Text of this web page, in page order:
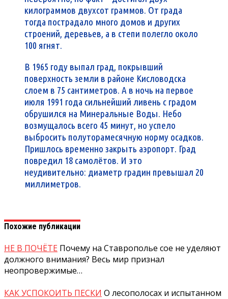
килограммов двухсот граммов. От града
тогда пострадало много домов и других
строений, деревьев, а в степи полегло около
100 ягнят.
В 1965 году выпал град, покрывший
поверхность земли в районе Кисловодска
слоем в 75 сантиметров. А в ночь на первое
июля 1991 года сильнейший ливень с градом
обрушился на Минеральные Воды. Небо
возмущалось всего 45 минут, но успело
выбросить полуторамесячную норму осадков.
Пришлось временно закрыть аэропорт. Град
повредил 18 самолётов. И это
неудивительно: диаметр градин превышал 20
миллиметров.
Похожие публикации
НЕ В ПОЧЁТЕ Почему на Ставрополье сое не уделяют
должного внимания? Весь мир признал
неопровержимые…
КАК УСПОКОИТЬ ПЕСКИ О лесополосах и испытанном